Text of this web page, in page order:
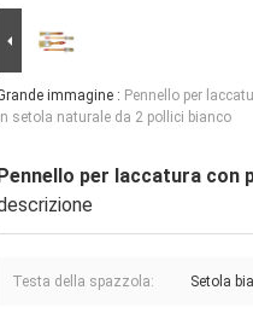
immagine : Pennello per
setola naturale da 2 pollici bianco
Pennello per laccatura con
Testa della spazzola: Setola